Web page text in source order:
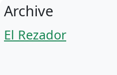
Archive
El Rezador